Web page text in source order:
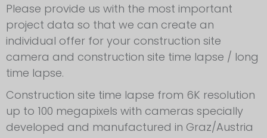
Please provide us with the most important
project data so that we can create an
individual offer for your construction site
camera and construction site time lapse / long
time lapse.
Construction site time lapse from 6K resolution
up to 100 megapixels with cameras specially
developed and manufactured in Graz/Austria